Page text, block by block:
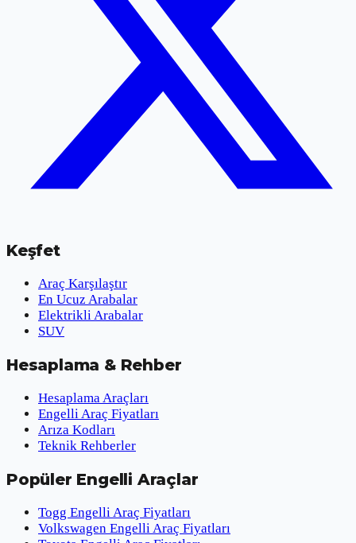
Keşfet
Araç Karşılaştır
En Ucuz Arabalar
Elektrikli Arabalar
SUV
Hesaplama & Rehber
Hesaplama Araçları
Engelli Araç Fiyatları
Arıza Kodları
Teknik Rehberler
Popüler Engelli Araçlar
Togg Engelli Araç Fiyatları
Volkswagen Engelli Araç Fiyatları